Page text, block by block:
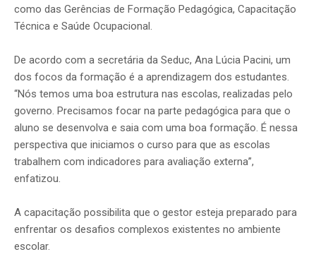
como das Gerências de Formação Pedagógica, Capacitação
Técnica e Saúde Ocupacional.
De acordo com a secretária da Seduc, Ana Lúcia Pacini, um
dos focos da formação é a aprendizagem dos estudantes.
“Nós temos uma boa estrutura nas escolas, realizadas pelo
governo. Precisamos focar na parte pedagógica para que o
aluno se desenvolva e saia com uma boa formação. É nessa
perspectiva que iniciamos o curso para que as escolas
trabalhem com indicadores para avaliação externa”,
enfatizou.
A capacitação possibilita que o gestor esteja preparado para
enfrentar os desafios complexos existentes no ambiente
escolar.